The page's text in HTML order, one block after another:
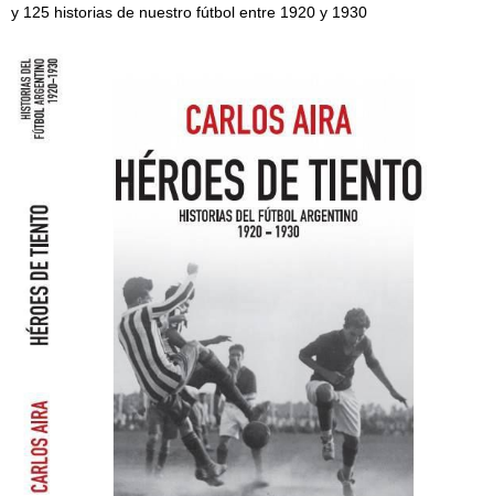
y 125 historias de nuestro fútbol entre 1920 y 1930